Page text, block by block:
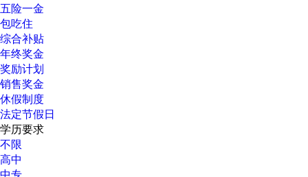
五险一金
包吃住
综合补贴
年终奖金
奖励计划
销售奖金
休假制度
法定节假日
学历要求
不限
高中
中专